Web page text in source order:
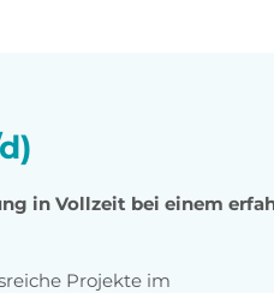
in Vollzeit bei einem
Projekte im